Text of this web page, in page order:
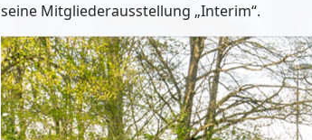
seine Mitgliederausstellung „Interim“.